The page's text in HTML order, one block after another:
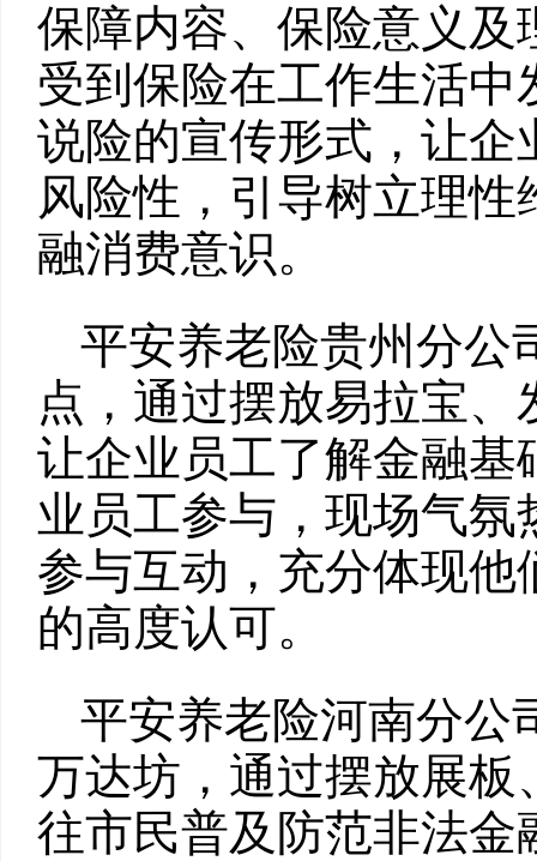
保障内容、保险意义
受到保险在工作生活
说险的宣传形式，让
风险性，引导树立理
融消费意识。
平安养老险贵州分公
点，通过摆放易拉宝
让企业员工了解金融基
业员工参与，现场气
参与互动，充分体现
的高度认可。
平安养老险河南分公
万达坊，通过摆放展
往市民普及防范非法